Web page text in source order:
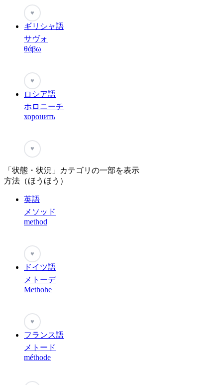
♥
ギリシャ語
サヴォ
θάβω
♥
ロシア語
ホロニーチ
хоронить
♥
「状態・状況」カテゴリの一部を表示
方法（ほうほう）
英語
メソッド
method
♥
ドイツ語
メトーデ
Methohe
♥
フランス語
メトード
méthode